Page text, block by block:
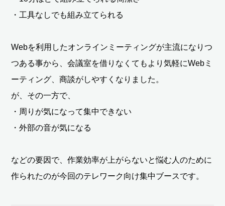
・工具なしでも組み立てられる
Webを利用したオンラインミーティングが主流になりつ
つある事から、会議室を借りなくてもより気軽にWebミ
ーティング、商談がしやすくなりました。
が、その一方で、
・周りが気になって集中できない
・外部の音が気になる
などの要因で、作業効率が上がらないと悩む人のために
作られたのが今回のテレワーク向け集中ブースです。